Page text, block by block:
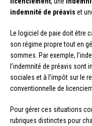
indemnité de préavis et
Le logiciel de paie doit être
son régime propre tout en
sommes. Par exemple,
l’indemnité de préavis
sociales et à l’impôt sur le
conventionnelle de
Pour gérer ces situations
rubriques distinctes pour